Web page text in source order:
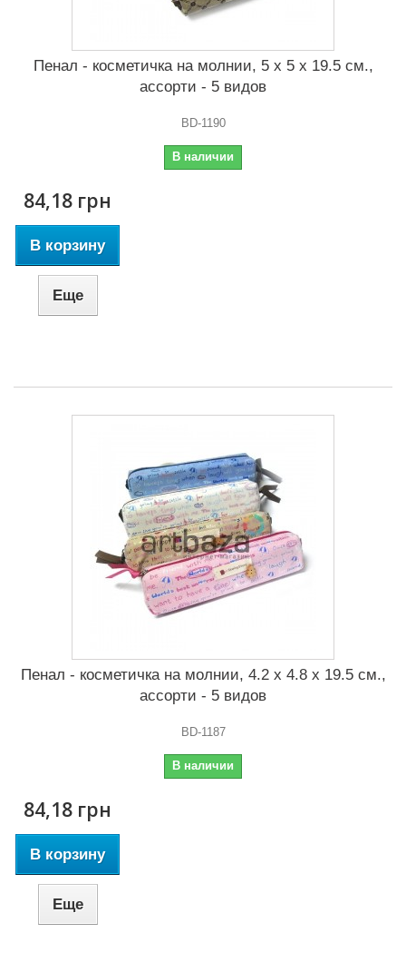
Пенал - косметичка на молнии, 5 x 5 x 19.5 см.,
ассорти - 5 видов
BD-1190
В наличии
84,18 грн
В корзину
Еще
Пенал - косметичка на молнии, 4.2 x 4.8 x 19.5 см.,
ассорти - 5 видов
BD-1187
В наличии
84,18 грн
В корзину
Еще